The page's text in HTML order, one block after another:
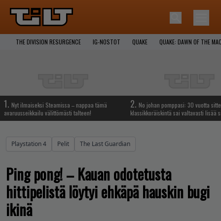
THE DIVISION RESURGENCE IG-NOSTOT QUAKE QUAKE: DAWN OF THE
1. Nyt ilmaiseksi Steamissa – nappaa tämä
avaruusseikkailu välittömästi talteen!
2. No johan pomppasi: 30 vuotta
klassikkoräiskintä sai valtavasti lisää
Playstation 4 Pelit The Last Guardian
Ping pong! – Kauan odotetusta
hittipelistä löytyi ehkäpä hauskin bugi
ikinä